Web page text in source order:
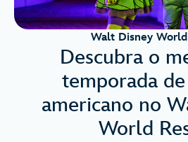
Walt Disney
Descubra o
temporada
americano no
World